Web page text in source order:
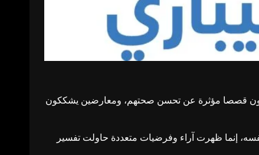
قصصا مؤثرة عن تحسن صحتهم، ومعارضين يشككون
إنما ظهرت آراء وفرضيات متعددة حاولت تفسير